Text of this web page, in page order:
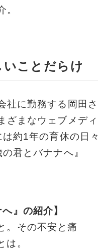
。
ことだらけ
社に勤務する岡田さ
ざまなウェブメディ
約1年の育休の日
君とバナナへ』
』の紹介】
。その不安と痛
は。